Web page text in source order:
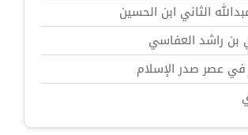
الثاني ابن الحسين
بن راشد العفاسي
عصر صدر الإسلام